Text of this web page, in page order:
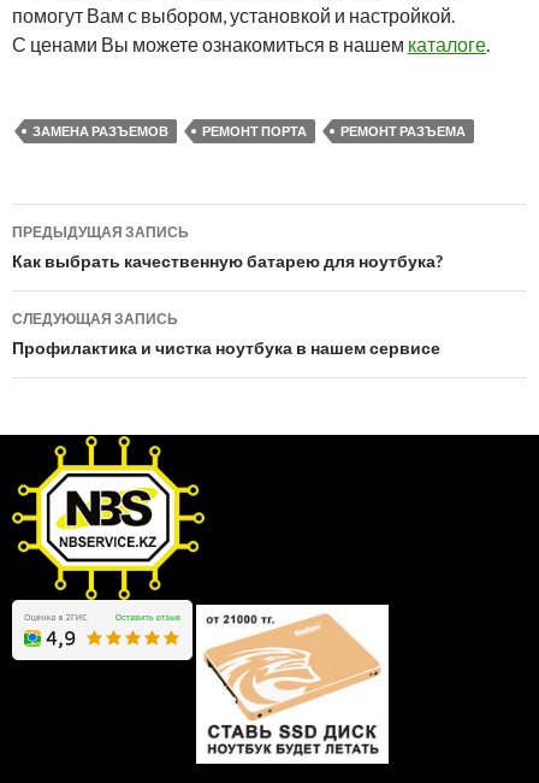
помогут Вам с выбором, установкой и настройкой.
С ценами Вы можете ознакомиться в нашем каталоге.
ЗАМЕНА РАЗЪЕМОВ РЕМОНТ ПОРТА РЕМОНТ РАЗЪЕМА
Навигация
по
записям
ПРЕДЫДУЩАЯ ЗАПИСЬ
Как выбрать качественную батарею для ноутбука?
СЛЕДУЮЩАЯ ЗАПИСЬ
Профилактика и чистка ноутбука в нашем сервисе